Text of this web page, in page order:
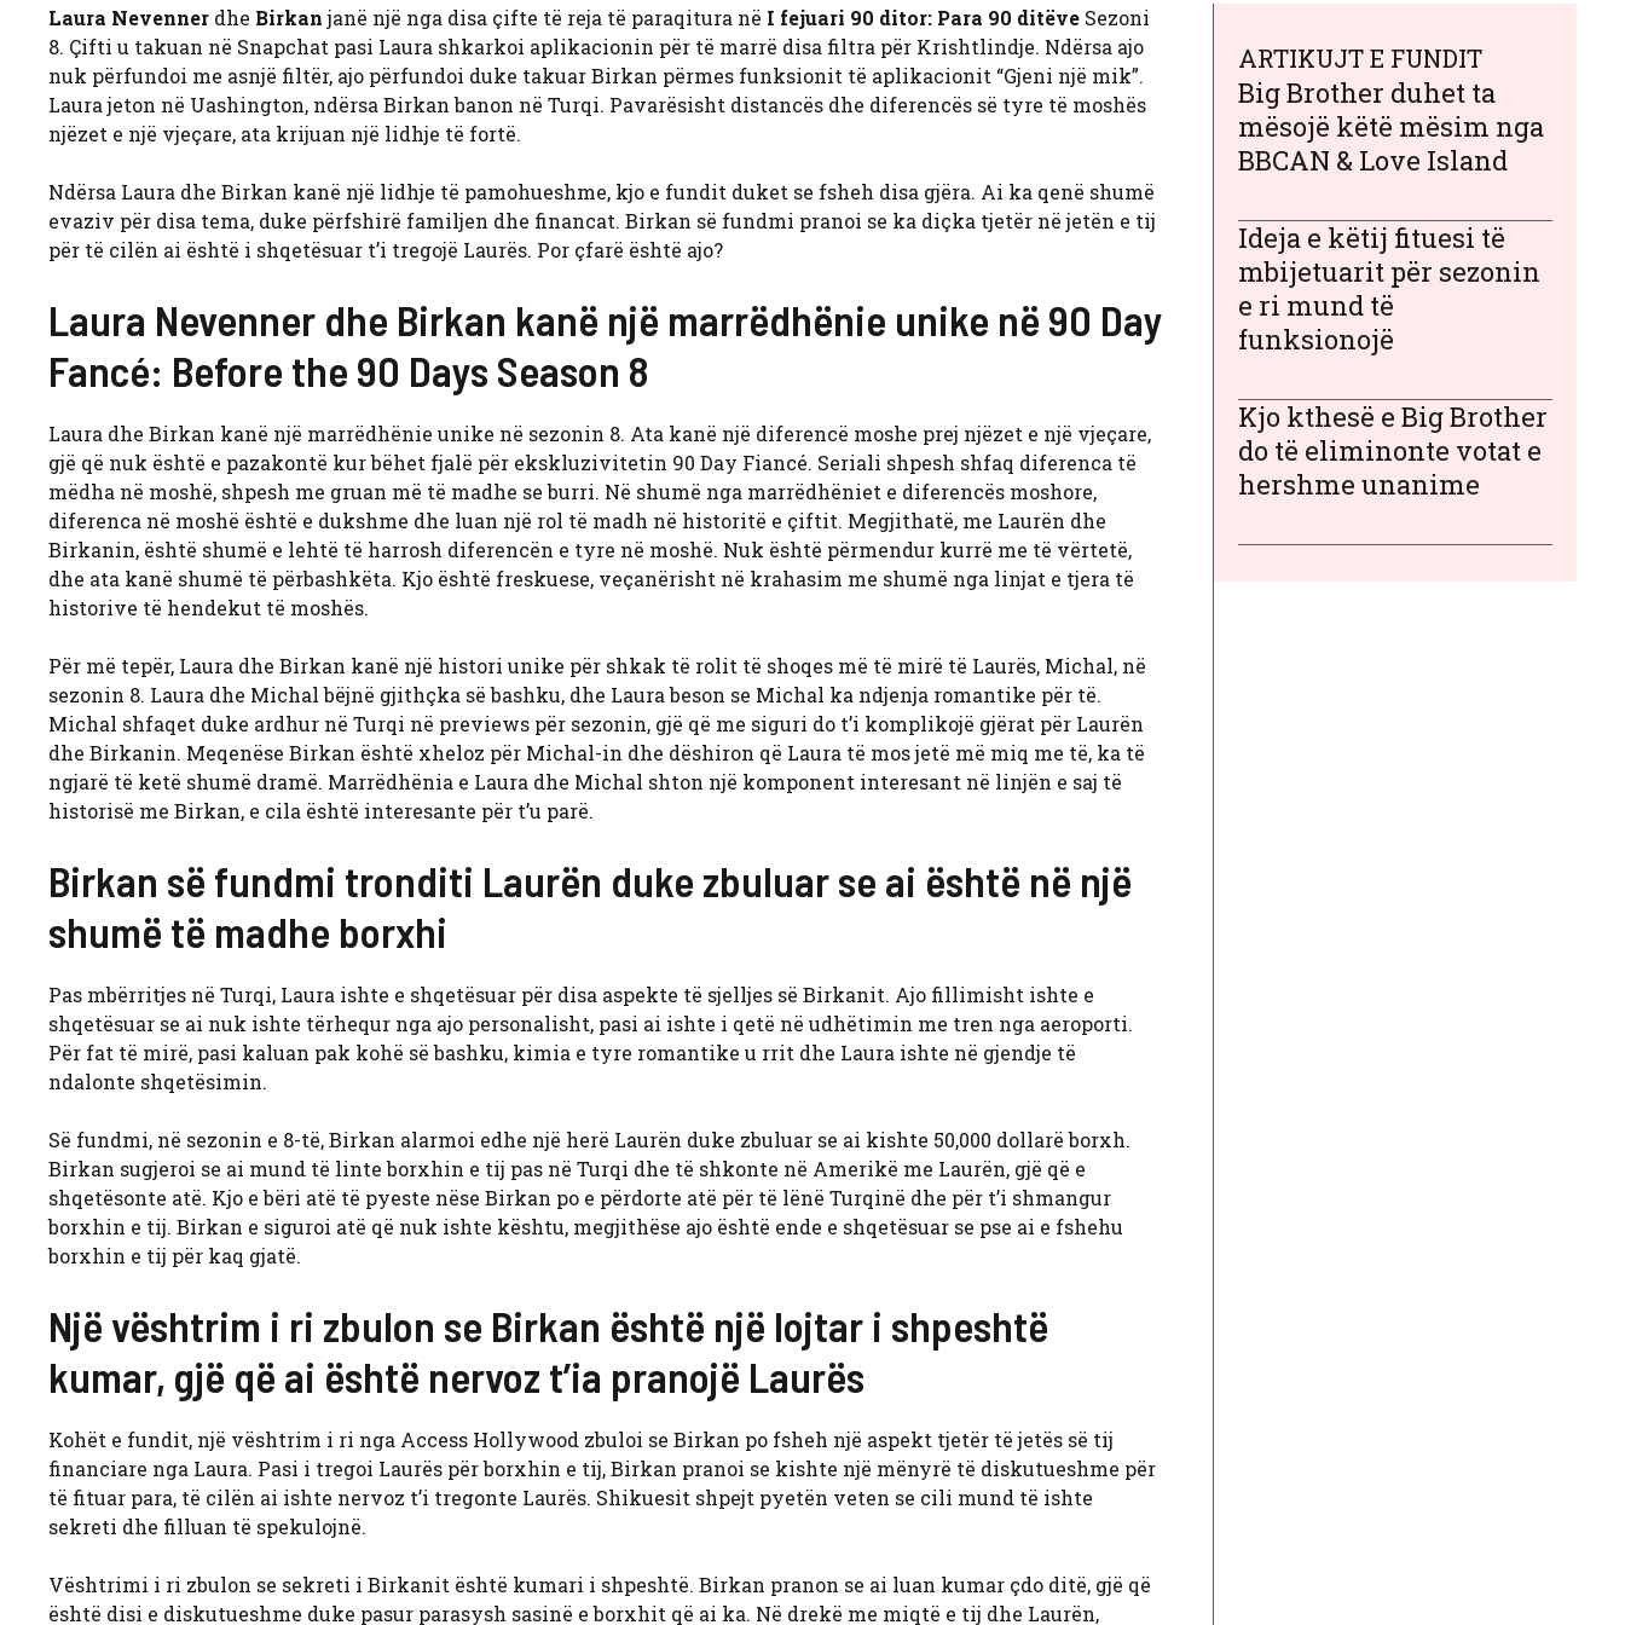
Laura Nevenner dhe Birkanjanë një nga disa çifte të reja të paraqitura në I fejuari 90 ditor: Para 90 ditëve Sezoni
8. Çifti u takuan në Snapchat pasi Laura shkarkoi aplikacionin për të marrë disa filtra për Krishtlindje. Ndërsa ajo
nuk përfundoi me asnjë filtër, ajo përfundoi duke takuar Birkan përmes funksionit të aplikacionit “Gjeni një mik”.
Laura jeton në Uashington, ndërsa Birkan banon në Turqi. Pavarësisht distancës dhe diferencës së tyre të moshës
njëzet e një vjeçare, ata krijuan një lidhje të fortë.
Ndërsa Laura dhe Birkan kanë një lidhje të pamohueshme, kjo e fundit duket se fsheh disa gjëra. Ai ka qenë shumë
evaziv për disa tema, duke përfshirë familjen dhe financat. Birkan së fundmi pranoi se ka diçka tjetër në jetën e tij
për të cilën ai është i shqetësuar t’i tregojë Laurës. Por çfarë është ajo?
Laura Nevenner dhe Birkan kanë një marrëdhënie unike në 90 Day
Fancé: Before the 90 Days Season 8
Laura dhe Birkan kanë një marrëdhënie unike në sezonin 8. Ata kanë një diferencë moshe prej njëzet e një vjeçare,
gjë që nuk është e pazakontë kur bëhet fjalë për ekskluzivitetin 90 Day Fiancé. Seriali shpesh shfaq diferenca të
mëdha në moshë, shpesh me gruan më të madhe se burri. Në shumë nga marrëdhëniet e diferencës moshore,
diferenca në moshë është e dukshme dhe luan një rol të madh në historitë e çiftit. Megjithatë, me Laurën dhe
Birkanin, është shumë e lehtë të harrosh diferencën e tyre në moshë. Nuk është përmendur kurrë me të vërtetë,
dhe ata kanë shumë të përbashkëta. Kjo është freskuese, veçanërisht në krahasim me shumë nga linjat e tjera të
historive të hendekut të moshës.
Për më tepër, Laura dhe Birkan kanë një histori unike për shkak të rolit të shoqes më të mirë të Laurës, Michal, në
sezonin 8. Laura dhe Michal bëjnë gjithçka së bashku, dhe Laura beson se Michal ka ndjenja romantike për të.
Michal shfaqet duke ardhur në Turqi në previews për sezonin, gjë që me siguri do t’i komplikojë gjërat për Laurën
dhe Birkanin. Meqenëse Birkan është xheloz për Michal-in dhe dëshiron që Laura të mos jetë më miq me të, ka të
ngjarë të ketë shumë dramë. Marrëdhënia e Laura dhe Michal shton një komponent interesant në linjën e saj të
historisë me Birkan, e cila është interesante për t’u parë.
Birkan së fundmi tronditi Laurën duke zbuluar se ai është në një
shumë të madhe borxhi
Pas mbërritjes në Turqi, Laura ishte e shqetësuar për disa aspekte të sjelljes së Birkanit. Ajo fillimisht ishte e
shqetësuar se ai nuk ishte tërhequr nga ajo personalisht, pasi ai ishte i qetë në udhëtimin me tren nga aeroporti.
Për fat të mirë, pasi kaluan pak kohë së bashku, kimia e tyre romantike u rrit dhe Laura ishte në gjendje të
ndalonte shqetësimin.
Së fundmi, në sezonin e 8-të, Birkan alarmoi edhe një herë Laurën duke zbuluar se ai kishte 50,000 dollarë borxh.
Birkan sugjeroi se ai mund të linte borxhin e tij pas në Turqi dhe të shkonte në Amerikë me Laurën, gjë që e
shqetësonte atë. Kjo e bëri atë të pyeste nëse Birkan po e përdorte atë për të lënë Turqinë dhe për t’i shmangur
borxhin e tij. Birkan e siguroi atë që nuk ishte kështu, megjithëse ajo është ende e shqetësuar se pse ai e fshehu
borxhin e tij për kaq gjatë.
Një vështrim i ri zbulon se Birkan është një lojtar i shpeshtë
kumar, gjë që ai është nervoz t’ia pranojë Laurës
Kohët e fundit, një vështrim i ri nga Access Hollywood zbuloi se Birkan po fsheh një aspekt tjetër të jetës së tij
financiare nga Laura. Pasi i tregoi Laurës për borxhin e tij, Birkan pranoi se kishte një mënyrë të diskutueshme për
të fituar para, të cilën ai ishte nervoz t’i tregonte Laurës. Shikuesit shpejt pyetën veten se cili mund të ishte
sekreti dhe filluan të spekulojnë.
Vështrimi i ri zbulon se sekreti i Birkanit është kumari i shpeshtë. Birkan pranon se ai luan kumar çdo ditë, gjë që
është disi e diskutueshme duke pasur parasysh sasinë e borxhit që ai ka. Në drekë me miqtë e tij dhe Laurën,
ARTIKUJT E FUNDIT
Big Brother duhet ta
mësojë këtë mësim nga
BBCAN & Love Island
Ideja e këtij fituesi të
mbijetuarit për sezonin
e ri mund të
funksionojë
Kjo kthesë e Big Brother
do të eliminonte votat e
hershme unanime